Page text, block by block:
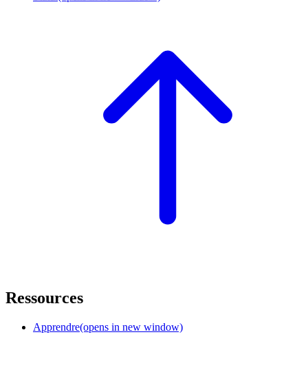
Ressources
Apprendre(opens in new window)